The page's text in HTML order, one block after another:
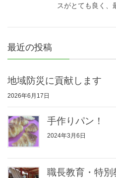
スがとても良く、
最近の投稿
地域防災に貢献します
2026年6月17日
手作りパン！
2024年3月6日
職長教育・特別